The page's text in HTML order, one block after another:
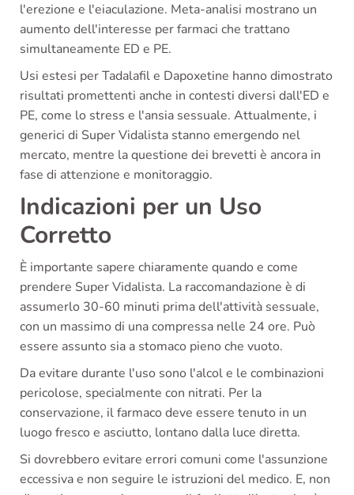
l'erezione e l'eiaculazione. Meta-analisi mostrano un
aumento dell'interesse per farmaci che trattano
simultaneamente ED e PE.
Usi estesi per Tadalafil e Dapoxetine hanno dimostrato
risultati promettenti anche in contesti diversi dall'ED e
PE, come lo stress e l'ansia sessuale. Attualmente, i
generici di Super Vidalista stanno emergendo nel
mercato, mentre la questione dei brevetti è ancora in
fase di attenzione e monitoraggio.
Indicazioni per un Uso
Corretto
È importante sapere chiaramente quando e come
prendere Super Vidalista. La raccomandazione è di
assumerlo 30-60 minuti prima dell'attività sessuale,
con un massimo di una compressa nelle 24 ore. Può
essere assunto sia a stomaco pieno che vuoto.
Da evitare durante l'uso sono l'alcol e le combinazioni
pericolose, specialmente con nitrati. Per la
conservazione, il farmaco deve essere tenuto in un
luogo fresco e asciutto, lontano dalla luce diretta.
Si dovrebbero evitare errori comuni come l'assunzione
eccessiva e non seguire le istruzioni del medico. E, non